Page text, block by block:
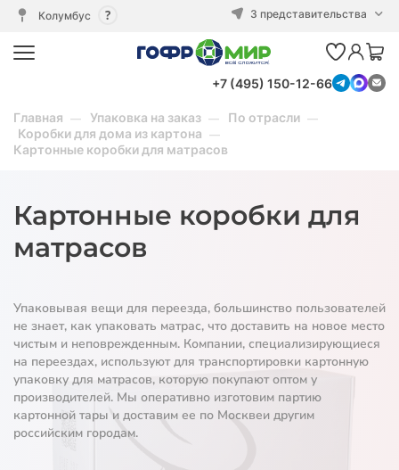
Колумбус 3 представительства
+7 (495) 150-12-66
Главная Упаковка на заказ
По отрасли
Коробки для дома из картона
Картонные коробки для матрасов
Картонные коробки для
матрасов
Упаковывая вещи для переезда, большинство пользователей
не знает, как упаковать матрас, что доставить на новое место
чистым и неповрежденным. Компании, специализирующиеся
на переездах, используют для транспортировки картонную
упаковку для матрасов, которую покупают оптом у
производителей. Мы оперативно изготовим партию
картонной тары и доставим ее по Москвеи другим
российским городам.